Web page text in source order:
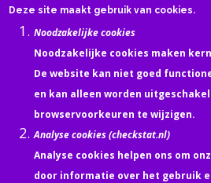
Deze site maakt gebruik van cookies.
Noodzakelijke cookies
Noodzakelijke cookies maken
De website kan niet goed
en kan alleen worden
browservoorkeuren te wijzigen.
Analyse cookies (checkstat.nl)
Analyse cookies helpen ons om
door informatie over het gebruik
Overslaan en naar de inhoud
Wie is Tinaweb?
Home Wie is Tinaweb?
Martina Görtz
Helchteren (Belgisch Limburg)